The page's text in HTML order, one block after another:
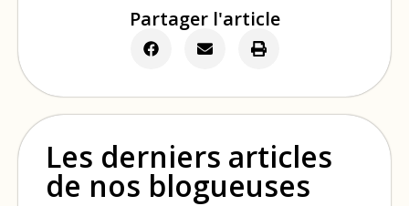
Partager l'article
Les derniers articles
de nos blogueuses